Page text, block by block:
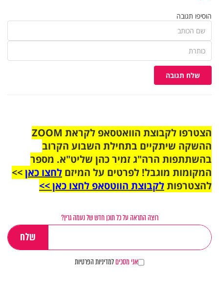
הוסיפו תגובה
שלח תגובה
הצטרפו לקבוצת הוואטסאפ לקראת ZOOM
ההשקה שיתקיים בתחילת השבוע הקרוב
בהשתתפות הרה"ג זמיר כהן שליט"א. מספר
המקומות מוגבל! לפרטים על המיזם לחצו כאן>>
להצטרפותלקבוצת הווטסאפ לחצו כאן >>
רוצה התראה על כל תוכן חדש של נעמה גרין?
אני מסכיםלמדיניות הפרטיות